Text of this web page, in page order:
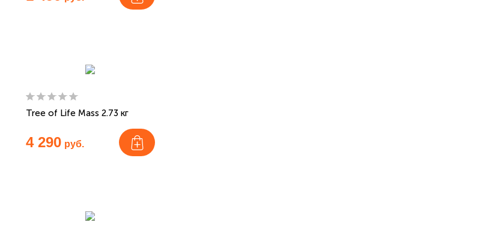
Tree of Life Mass 2.73 кг
4 290 руб.